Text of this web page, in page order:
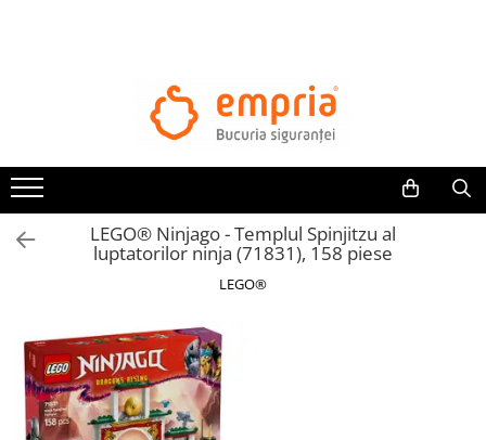
Bariere protectie pentru pat
Protectii mobilier
Banda protectie mobila copii
Sigurante pentru sertare si usi
Sigurante geamuri si usi glisante
Kituri de siguranta pentru copii si
bebelusi
LEGO® Ninjago - Templul Spinjitzu al
luptatorilor ninja (71831), 158 piese
LEGO®